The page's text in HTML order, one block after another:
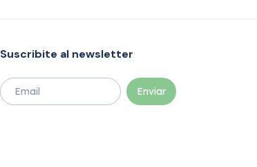
Suscribite al newsletter